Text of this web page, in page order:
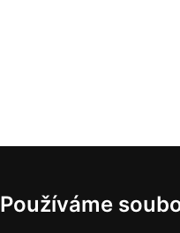
Používáme